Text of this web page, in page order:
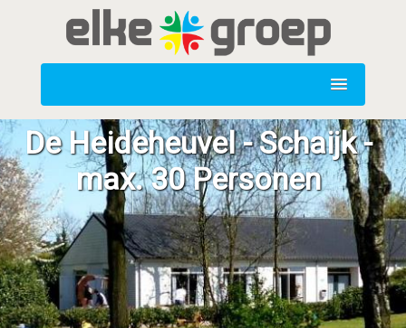
De Heideheuvel - Schaijk -
max. 30 Personen